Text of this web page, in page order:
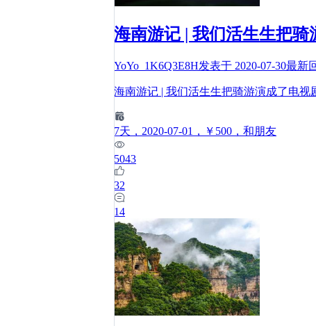
海南游记 | 我们活生生把骑
YoYo_1K6Q3E8H发表于 2020-07-30最新
海南游记 | 我们活生生把骑游演成了电视
7天 ，2020-07-01 ，￥500 ，和朋友
5043
32
14